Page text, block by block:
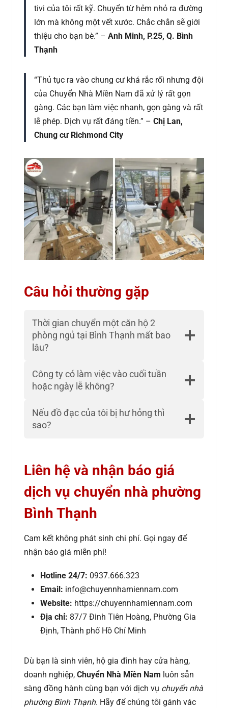
tivi của tôi rất kỹ. Chuyển từ hẻm nhỏ ra đường
lớn mà không một vết xước. Chắc chắn sẽ giới
thiệu cho bạn bè.” – Anh Minh, P.25, Q. Bình
Thạnh
“Thủ tục ra vào chung cư khá rắc rối nhưng đội
của Chuyển Nhà Miền Nam đã xử lý rất gọn
gàng. Các bạn làm việc nhanh, gọn gàng và rất
lễ phép. Dịch vụ rất đáng tiền.” – Chị Lan,
Chung cư Richmond City
Câu hỏi thường gặp
Thời gian chuyển một căn hộ 2
phòng ngủ tại Bình Thạnh mất bao
lâu?
Công ty có làm việc vào cuối tuần
hoặc ngày lễ không?
Nếu đồ đạc của tôi bị hư hỏng thì
sao?
Liên hệ và nhận báo giá
dịch vụ chuyển nhà phường
Bình Thạnh
Cam kết không phát sinh chi phí. Gọi ngay để
nhận báo giá miễn phí!
Hotline 24/7: 0937.666.323
Email: info@chuyennhamiennam.com
Website: https://chuyennhamiennam.com
Địa chỉ: 87/7 Đinh Tiên Hoàng, Phường Gia
Định, Thành phố Hồ Chí Minh
Dù bạn là sinh viên, hộ gia đình hay cửa hàng,
doanh nghiệp, Chuyển Nhà Miền Nam luôn sẵn
sàng đồng hành cùng bạn với dịch vụ chuyển nhà
phường Bình Thạnh. Hãy để chúng tôi gánh vác